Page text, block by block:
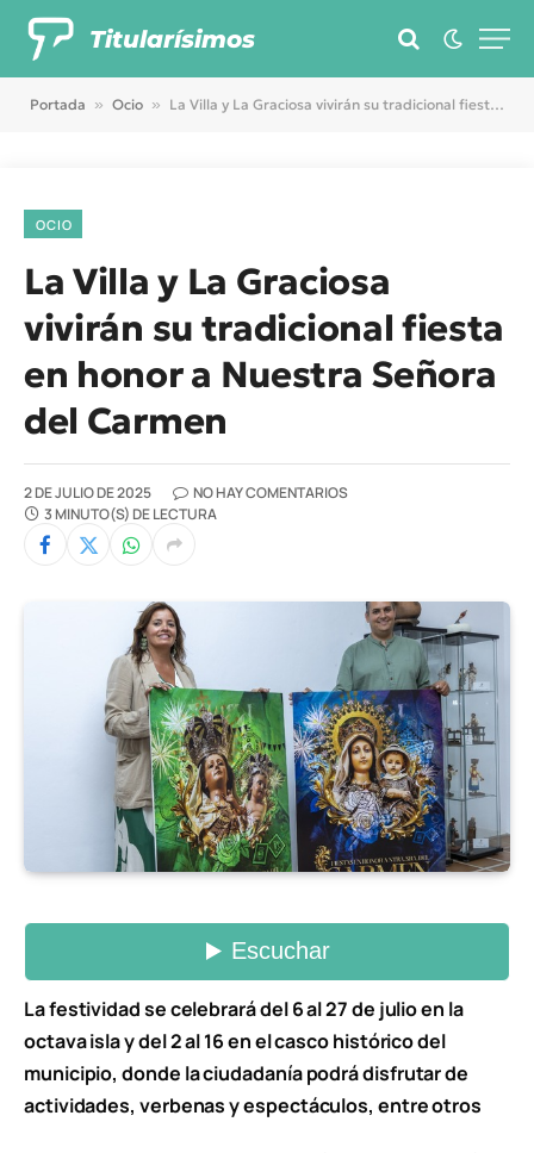
Titularísimos
Portada » Ocio » La Villa y La Graciosa vivirán su tradicional fiesta en honor a Nuestra Señora del Carmen
OCIO
La Villa y La Graciosa
vivirán su tradicional fiesta
en honor a Nuestra Señora
del Carmen
2 DE JULIO DE 2025
NO HAY COMENTARIOS
3 MINUTO(S) DE LECTURA
La festividad se celebrará del 6 al 27 de julio en la
octava isla y del 2 al 16 en el casco histórico del
municipio, donde la ciudadanía podrá disfrutar de
actividades, verbenas y espectáculos, entre otros